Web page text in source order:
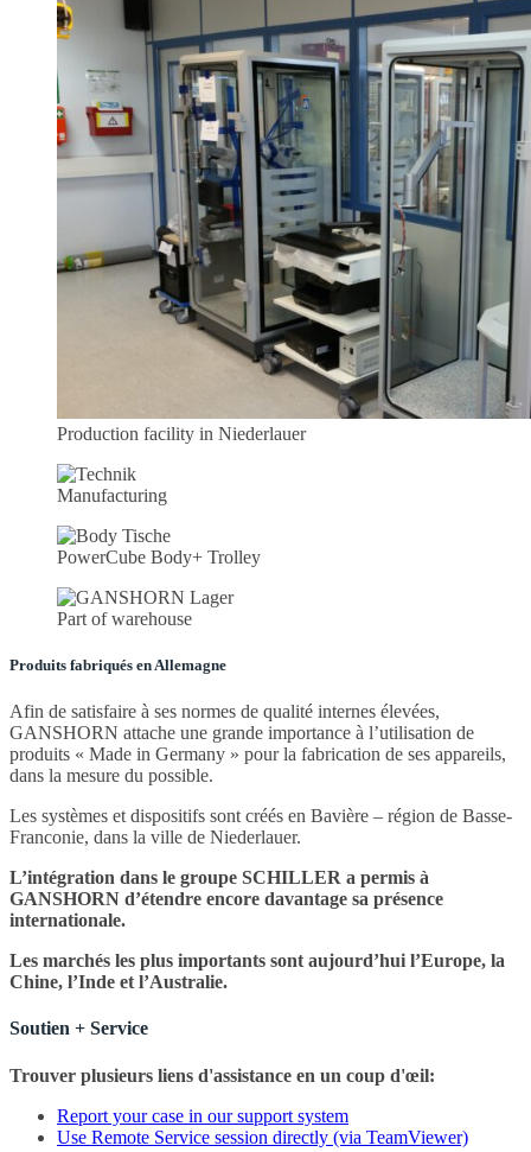
Production facility in Niederlauer
Manufacturing
PowerCube Body+ Trolley
Part of warehouse
Produits fabriqués en Allemagne
Afin de satisfaire à ses normes de qualité internes élevées,
GANSHORN attache une grande importance à l’utilisation de
produits « Made in Germany » pour la fabrication de ses appareils,
dans la mesure du possible.
Les systèmes et dispositifs sont créés en Bavière – région de Basse-
Franconie, dans la ville de Niederlauer.
L’intégration dans le groupe SCHILLER a permis à
GANSHORN d’étendre encore davantage sa présence
internationale.
Les marchés les plus importants sont aujourd’hui l’Europe, la
Chine, l’Inde et l’Australie.
Soutien + Service
Trouver plusieurs liens d'assistance en un coup d'œil:
Report your case in our support system
Use Remote Service session directly (via TeamViewer)